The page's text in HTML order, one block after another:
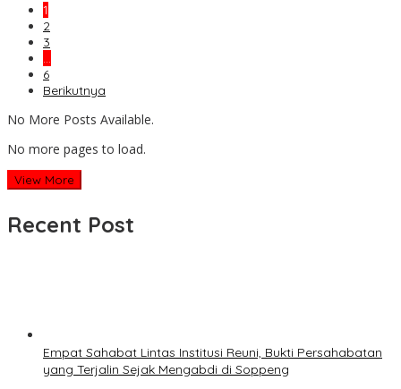
1
2
3
…
6
Berikutnya
No More Posts Available.
No more pages to load.
View More
Recent Post
Empat Sahabat Lintas Institusi Reuni, Bukti Persahabatan
yang Terjalin Sejak Mengabdi di Soppeng